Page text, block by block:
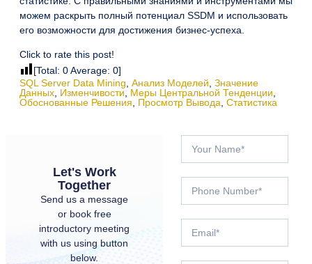
можем раскрыть полный потенциал SSDM и использовать
его возможности для достижения бизнес-успеха.
Click to rate this post!
[Total: 0Average: 0]
SQL Server Data Mining, Анализ Моделей, Значение
Данных, Изменчивости, Меры Центральной Тенденции,
Обоснованные Решения, Просмотр Вывода, Статистика
Let's Work
Together
Send us a message
or book free
introductory meeting
with us using button
below.